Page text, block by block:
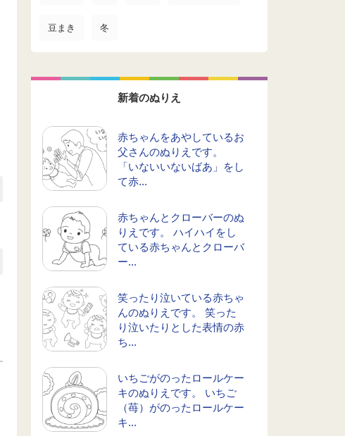
豆まき 冬
新着のぬりえ
赤ちゃんをあやしているお
父さんのぬりえです。
「いないいないばあ」をし
て赤...
赤ちゃんとクローバーのぬ
りえです。 ハイハイをし
ている赤ちゃんとクローバ
ー...
笑ったり泣いている赤ちゃ
んのぬりえです。 笑った
り泣いたりとした表情の赤
ち...
いちごがのったロールケー
キのぬりえです。 いちご
（苺）がのったロールケー
キ...